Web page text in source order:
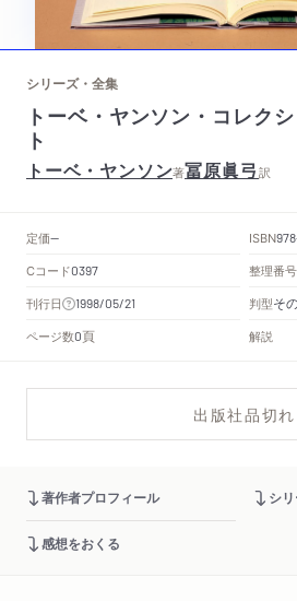
シリーズ・全集
トーベ・ヤンソン・コレク
ト
トーベ・ヤンソン著冨原眞弓訳
定価-- ISBN
Cコード0397
整理番号
刊行日
1998/05/21 判型そ
ページ数0頁 解説
出版社品切れ
著作者プロフィール シ
感想をおくる